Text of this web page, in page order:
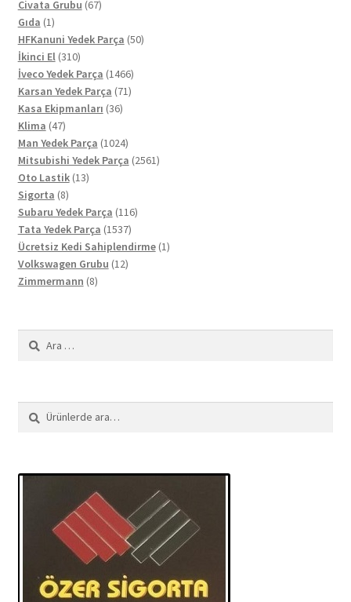
Civata Grubu 6767
Gıda 11
ürün
HFKanuni Yedek Parça 5050
İkinci El 310310
ürün
İveco Yedek Parça 14661466
ürün
Karsan Yedek Parça 7171
Kasa Ekipmanları 3636
Klima 4747
ürün
Man Yedek Parça 10241024
ürün
Mitsubishi Yedek Parça 25612561
Oto Lastik 1313
Sigorta 88
ürün
Subaru Yedek Parça 116116
Tata Yedek Parça 15371537
ürün
Ücretsiz Kedi Sahiplendirme 11
Volkswagen Grubu 1212
Zimmermann 88
Arama:
Ara:
Ara